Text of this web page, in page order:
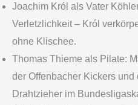
Joachim Król als Vater
Verletzlichkeit – Król
ohne Klischee.
Thomas Thieme als Pilate:
der Offenbacher Kickers und
Drahtzieher im